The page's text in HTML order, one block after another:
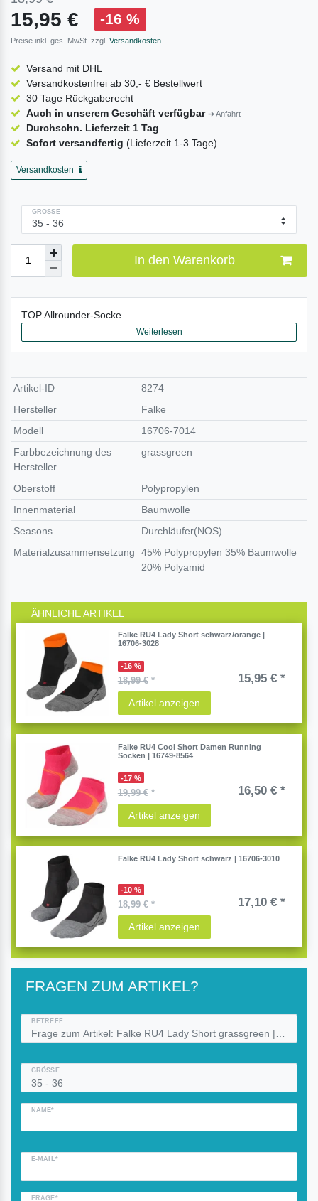
15,95 € -16 %
Preise inkl. ges. MwSt. zzgl. Versandkosten
Versand mit DHL
Versandkostenfrei ab 30,- € Bestellwert
30 Tage Rückgaberecht
Auch in unserem Geschäft verfügbar ➔ Anfahrt
Durchschn. Lieferzeit 1 Tag
Sofort versandfertig (Lieferzeit 1-3 Tage)
Versandkosten
GRÖSSE
In den Warenkorb
TOP Allrounder-Socke
Weiterlesen
Artikel-ID
8274
Hersteller
Falke
Modell
16706-7014
Farbbezeichnung des
Hersteller
grassgreen
Oberstoff
Polypropylen
Innenmaterial
Baumwolle
Seasons
Durchläufer(NOS)
Materialzusammensetzung
45% Polypropylen 35% Baumwolle
20% Polyamid
ÄHNLICHE ARTIKEL
Falke RU4 Lady Short schwarz/orange |
16706-3028
-16 %
18,99 €* 15,95 € *
Artikel anzeigen
Falke RU4 Cool Short Damen Running
Socken | 16749-8564
-17 %
19,99 €* 16,50 € *
Artikel anzeigen
Falke RU4 Lady Short schwarz | 16706-3010
-10 %
18,99 €* 17,10 € *
Artikel anzeigen
FRAGEN ZUM ARTIKEL?
BETREFF
GRÖSSE
NAME*
E-MAIL*
FRAGE*